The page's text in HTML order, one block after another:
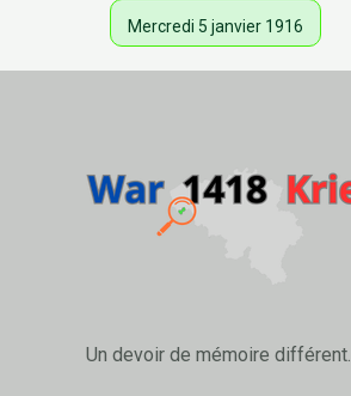
Mercredi 5 janvier 1916
Un devoir de mémoire différent.